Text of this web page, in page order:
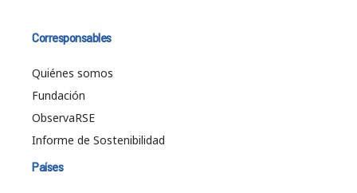
Corresponsables
Quiénes somos
Fundación
ObservaRSE
Informe de Sostenibilidad
Países